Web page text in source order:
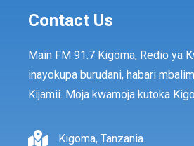
Contact Us
Main FM 91.7 Kigoma, Redio ya
inayokupa burudani, habari
Kijamii. Moja kwamoja kutoka
Kigoma, Tanzania.